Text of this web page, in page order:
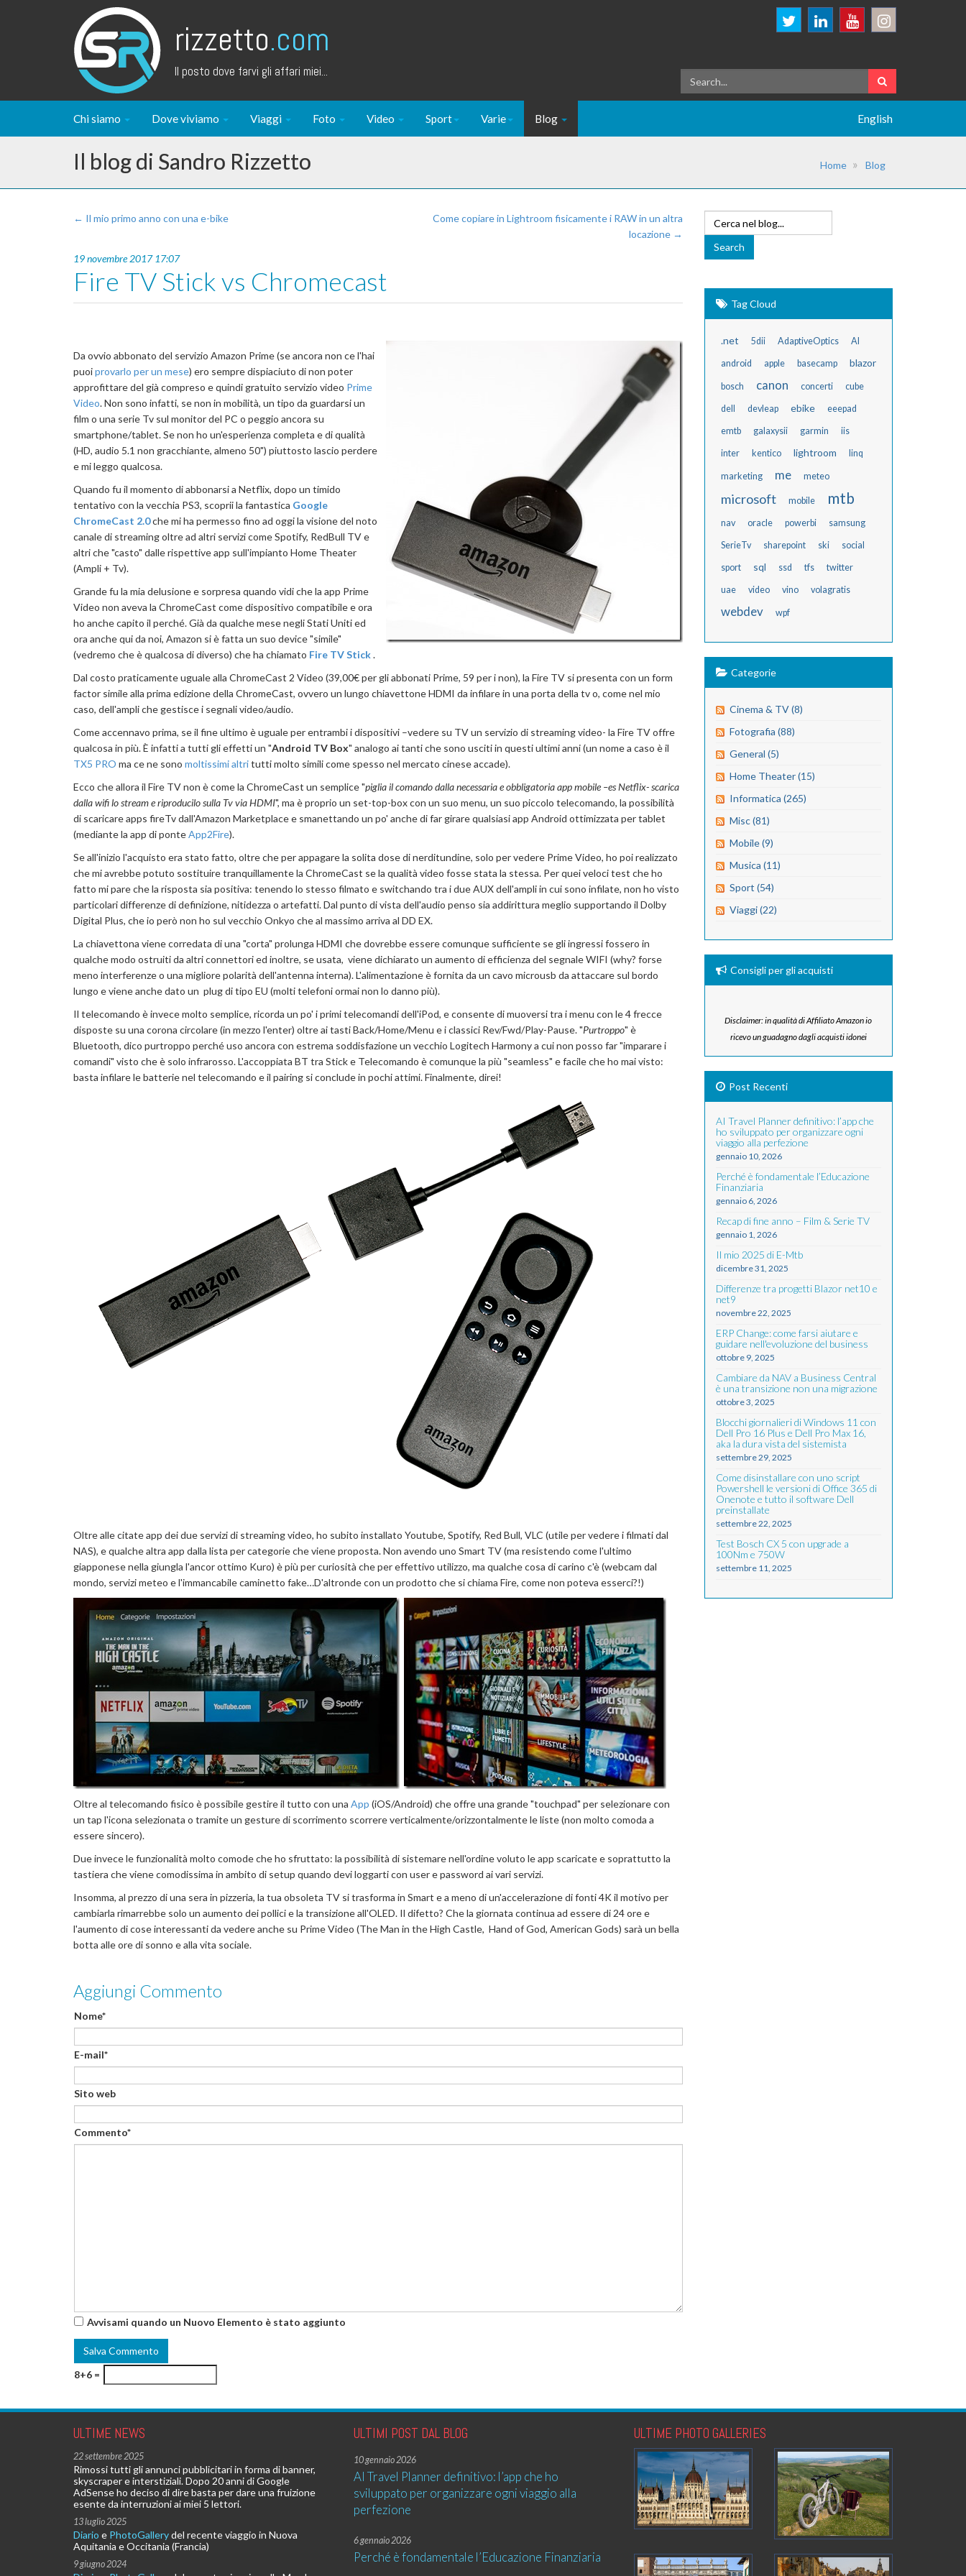
rizzetto.com
Il posto dove farvi gli affari miei...
Chi siamo Dove viviamo Viaggi Foto Video Sport Varie Blog English
Il blog di Sandro Rizzetto Home Blog
← Il mio primo anno con una e-bike
Come copiare in Lightroom fisicamente i RAW in un altra
locazione →
19 novembre 2017 17:07
Fire TV Stick vs Chromecast
Da ovvio abbonato del servizio Amazon Prime (se ancora non ce l'hai
puoiprovarlo per un mese) ero sempre dispiaciuto di non poter
approfittare del già compreso e quindi gratuito servizio video Prime
Video. Non sono infatti, se non in mobilità, un tipo da guardarsi un
film o una serie Tv sul monitor del PC o peggio ancora su
smartphone/tablet. Se non ho un'esperienza completa e di qualità
(HD, audio 5.1 non gracchiante, almeno 50") piuttosto lascio perdere
e mi leggo qualcosa.
Quando fu il momento di abbonarsi a Netflix, dopo un timido
tentativo con la vecchia PS3, scoprii la fantastica Google
ChromeCast 2.0che mi ha permesso fino ad oggi la visione del noto
canale di streaming oltre ad altri servizi come Spotify, RedBull TV e
altri che "casto" dalle rispettive app sull'impianto Home Theater
(Ampli + Tv).
Grande fu la mia delusione e sorpresa quando vidi che la app Prime
Video non aveva la ChromeCast come dispositivo compatibile e ora
ho anche capito il perché. Già da qualche mese negli Stati Uniti ed
ora anche qui da noi, Amazon si è fatta un suo device "simile"
(vedremo che è qualcosa di diverso) che ha chiamato Fire TV Stick.
Dal costo praticamente uguale alla ChromeCast 2 Video (39,00€ per gli abbonati Prime, 59 per i non), la Fire TV si presenta con un form
factor simile alla prima edizione della ChromeCast, ovvero un lungo chiavettone HDMI da infilare in una porta della tv o, come nel mio
caso, dell'ampli che gestisce i segnali video/audio.
Come accennavo prima, se il fine ultimo è uguale per entrambi i dispositivi –vedere su TV un servizio di streaming video- la Fire TV offre
qualcosa in più. È infatti a tutti gli effetti un "Android TV Box" analogo ai tanti che sono usciti in questi ultimi anni (un nome a caso è il
TX5 PRO ma ce ne sono moltissimi altritutti molto simili come spesso nel mercato cinese accade).
Ecco che allora il Fire TV non è come la ChromeCast un semplice "piglia il comando dalla necessaria e obbligatoria app mobile –es Netflix- scarica
dalla wifi lo stream e riproducilo sulla Tv via HDMI", ma è proprio un set-top-box con un suo menu, un suo piccolo telecomando, la possibilità
di scaricare apps fireTv dall'Amazon Marketplace e smanettando un po' anche di far girare qualsiasi app Android ottimizzata per tablet
(mediante la app di ponteApp2Fire).
Se all'inizio l'acquisto era stato fatto, oltre che per appagare la solita dose di nerditundine, solo per vedere Prime Video, ho poi realizzato
che mi avrebbe potuto sostituire tranquillamente la ChromeCast se la qualità video fosse stata la stessa. Per quei veloci test che ho
fatto mi pare che la risposta sia positiva: tenendo lo stesso filmato e switchando tra i due AUX dell'ampli in cui sono infilate, non ho visto
particolari differenze di definizione, nitidezza o artefatti. Dal punto di vista dell'audio penso sia addirittura meglio supportando il Dolby
Digital Plus, che io però non ho sul vecchio Onkyo che al massimo arriva al DD EX.
La chiavettona viene corredata di una "corta" prolunga HDMI che dovrebbe essere comunque sufficiente se gli ingressi fossero in
qualche modo ostruiti da altri connettori ed inoltre, se usata, viene dichiarato un aumento di efficienza del segnale WIFI (why? forse
meno interferenze o una migliore polarità dell'antenna interna). L'alimentazione è fornita da un cavo microusb da attaccare sul bordo
lungo e viene anche dato un plug di tipo EU (molti telefoni ormai non lo danno più).
Il telecomando è invece molto semplice, ricorda un po' i primi telecomandi dell'iPod, e consente di muoversi tra i menu con le 4 frecce
disposte su una corona circolare (in mezzo l'enter) oltre ai tasti Back/Home/Menu e i classici Rev/Fwd/Play-Pause. "Purtroppo" è
Bluetooth, dico purtroppo perché uso ancora con estrema soddisfazione un vecchio Logitech Harmony a cui non posso far "imparare i
comandi" visto che è solo infrarosso. L'accoppiata BT tra Stick e Telecomando è comunque la più "seamless" e facile che ho mai visto:
basta infilare le batterie nel telecomando e il pairing si conclude in pochi attimi. Finalmente, direi!
Oltre alle citate app dei due servizi di streaming video, ho subito installato Youtube, Spotify, Red Bull, VLC (utile per vedere i filmati dal
NAS), e qualche altra app dalla lista per categorie che viene proposta. Non avendo uno Smart TV (ma resistendo come l'ultimo
giapponese nella giungla l'ancor ottimo Kuro) è più per curiosità che per effettivo utilizzo, ma qualche cosa di carino c'è (webcam dal
mondo, servizi meteo e l'immancabile caminetto fake…D'altronde con un prodotto che si chiama Fire, come non poteva esserci?!)
Oltre al telecomando fisico è possibile gestire il tutto con una App (iOS/Android) che offre una grande "touchpad" per selezionare con
un tap l'icona selezionata o tramite un gesture di scorrimento scorrere verticalmente/orizzontalmente le liste (non molto comoda a
essere sincero).
Due invece le funzionalità molto comode che ho sfruttato: la possibilità di sistemare nell'ordine voluto le app scaricate e soprattutto la
tastiera che viene comodissima in ambito di setup quando devi loggarti con user e password ai vari servizi.
Insomma, al prezzo di una sera in pizzeria, la tua obsoleta TV si trasforma in Smart e a meno di un'accelerazione di fonti 4K il motivo per
cambiarla rimarrebbe solo un aumento dei pollici e la transizione all'OLED. Il difetto? Che la giornata continua ad essere di 24 ore e
l'aumento di cose interessanti da vedere anche su Prime Video (The Man in the High Castle, Hand of God, American Gods) sarà un bella
botta alle ore di sonno e alla vita sociale.
Aggiungi Commento
Nome*
E-mail*
Sito web
Commento*
Avvisami quando un Nuovo Elemento è stato aggiunto
8+6 =
Tag Cloud
.net 5dii AdaptiveOptics AI
android apple basecamp blazor
bosch canon concerti cube
dell devleap ebike eeepad
emtb galaxysii garmin iis
inter kentico lightroom linq
marketing me meteo
microsoft mobile mtb
nav oracle powerbi samsung
SerieTv sharepoint ski social
sport sql ssd tfs twitter
uae video vino volagratis
webdev wpf
Categorie
Cinema & TV (8)
Fotografia (88)
General (5)
Home Theater (15)
Informatica (265)
Misc (81)
Mobile (9)
Musica (11)
Sport (54)
Viaggi (22)
Consigli per gli acquisti
Disclaimer: in qualità di Affiliato Amazon io
ricevo un guadagno dagli acquisti idonei
Post Recenti
AI Travel Planner definitivo: l’app che
ho sviluppato per organizzare ogni
viaggio alla perfezione
gennaio 10, 2026
Perché è fondamentale l’Educazione
Finanziaria
gennaio 6, 2026
Recap di fine anno – Film & Serie TV
gennaio 1, 2026
Il mio 2025 di E-Mtb
dicembre 31, 2025
Differenze tra progetti Blazor net10 e
net9
novembre 22, 2025
ERP Change: come farsi aiutare e
guidare nell'evoluzione del business
ottobre 9, 2025
Cambiare da NAV a Business Central
è una transizione non una migrazione
ottobre 3, 2025
Blocchi giornalieri di Windows 11 con
Dell Pro 16 Plus e Dell Pro Max 16,
aka la dura vista del sistemista
settembre 29, 2025
Come disinstallare con uno script
Powershell le versioni di Office 365 di
Onenote e tutto il software Dell
preinstallate
settembre 22, 2025
Test Bosch CX 5 con upgrade a
100Nm e 750W
settembre 11, 2025
ULTIME NEWS
22 settembre 2025
Rimossi tutti gli annunci pubblicitari in forma di banner,
skyscraper e interstiziali. Dopo 20 anni di Google
AdSense ho deciso di dire basta per dare una fruizione
esente da interruzioni ai miei 5 lettori.
13 luglio 2025
Diario e PhotoGallerydel recente viaggio in Nuova
Aquitania e Occitania (Francia)
9 giugno 2024
ULTIMI POST DAL BLOG
10 gennaio 2026
AI Travel Planner definitivo: l’app che ho
sviluppato per organizzare ogni viaggio alla
perfezione
6 gennaio 2026
Perché è fondamentale l’Educazione Finanziaria
ULTIME PHOTO GALLERIES